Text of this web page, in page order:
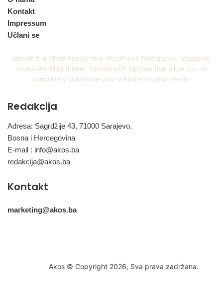
Kontakt
Impressum
Učlani se
Jannah is a Clean Responsive WordPress Newspaper, Magazine,
News and Blog theme. Packed with options that allow you to
completely customize your website to your needs.
Redakcija
Adresa: Sagrdžije 43, 71000 Sarajevo,
Bosna i Hercegovina
E-mail : info@akos.ba
redakcija@akos.ba
Kontakt
marketing@akos.ba
Akos © Copyright 2026, Sva prava zadržana.